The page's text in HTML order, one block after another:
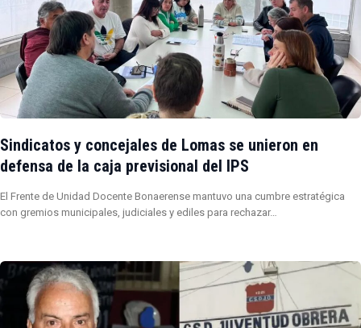
Sindicatos y concejales de Lomas se unieron en
defensa de la caja previsional del IPS
El Frente de Unidad Docente Bonaerense mantuvo una cumbre estratégica
con gremios municipales, judiciales y ediles para rechazar…